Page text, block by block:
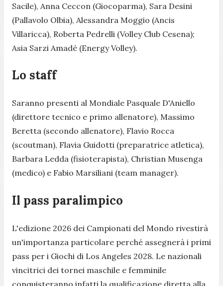
Sacile), Anna Ceccon (Giocoparma), Sara Desini
(Pallavolo Olbia), Alessandra Moggio (Ancis
Villaricca), Roberta Pedrelli (Volley Club Cesena);
Asia Sarzi Amadè (Energy Volley).
Lo staff
Saranno presenti al Mondiale Pasquale D'Aniello
(direttore tecnico e primo allenatore), Massimo
Beretta (secondo allenatore), Flavio Rocca
(scoutman), Flavia Guidotti (preparatrice atletica),
Barbara Ledda (fisioterapista), Christian Musenga
(medico) e Fabio Marsiliani (team manager).
Il pass paralimpico
L'edizione 2026 dei Campionati del Mondo rivestirà
un'importanza particolare perché assegnerà i primi
pass per i Giochi di Los Angeles 2028. Le nazionali
vincitrici dei tornei maschile e femminile